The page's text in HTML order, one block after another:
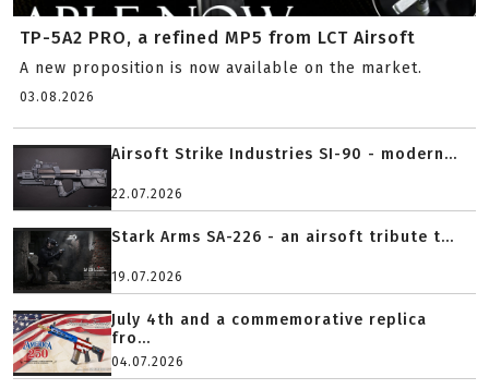
TP-5A2 PRO, a refined MP5 from LCT Airsoft
A new proposition is now available on the market.
03.08.2026
Airsoft Strike Industries SI-90 - modern...
22.07.2026
Stark Arms SA-226 - an airsoft tribute t...
19.07.2026
July 4th and a commemorative replica
fro...
04.07.2026